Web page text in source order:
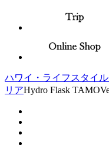
ハワイ・ライフスタイ
リアHydro Flask